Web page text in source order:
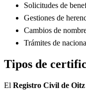
Solicitudes de
Gestiones de
Cambios de
Trámites de
Tipos de
El Registro Civil de Oitz